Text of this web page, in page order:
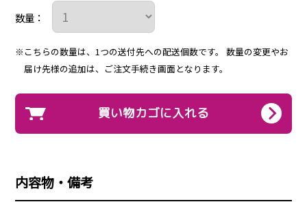
数量：
※こちらの数量は、1つの送付先への配送個数です。
数量の変更やお
届け先様の追加は、ご注文手続き画面となります。
買い物カゴに入れる
内容物・備考